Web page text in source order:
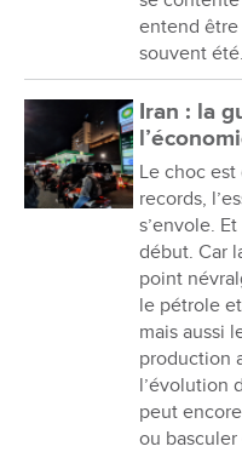
entend être
souvent été.
Iran : la
Le choc
records,
s’envole.
début. Car
point
le pétrole
mais aussi
production
l’évolution
peut
ou